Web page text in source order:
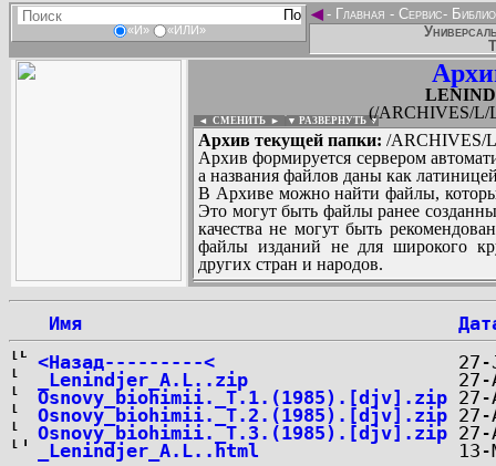
«И» «ИЛИ»
◄- Главная - Сервис-
(/ARCHIVES/L/
◄ СМЕНИТЬ ► ▼ РАЗВЕРНУТЬ ▼
Архив текущей папки: /ARCHIVES/
Архив формируется сервером
а названия файлов даны как
В Архиве можно найти файлы,
Это могут быть файлы ранее
качества не могут быть
файлы изданий не для широкого
других стран и народов.
Имя
<Назад---------<
_Lenindjer_A.L..zip
Osnovy_biohimii._T.1.(1985).[djv].zip
Osnovy_biohimii._T.2.(1985).[djv].zip
Osnovy_biohimii._T.3.(1985).[djv].zip
_Lenindjer_A.L..html